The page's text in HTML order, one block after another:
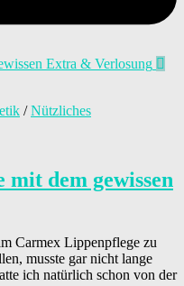
/Nützliches
dem gewissen
Carmex Lippenpflege zu
musste gar nicht lange
ich natürlich schon von der